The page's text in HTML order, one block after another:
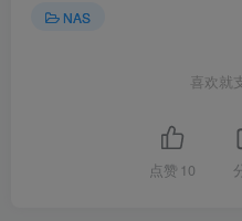
NAS
喜欢就
点赞 10